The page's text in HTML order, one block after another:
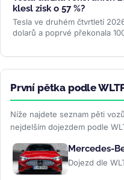
klesl zisk o 57 %?
Tesla ve druhém čtvrtletí
dolarů a poprvé překonala
První pětka podle
Níže najdete seznam pěti
nejdelším dojezdem podle
Mercedes-
Dojezd dle